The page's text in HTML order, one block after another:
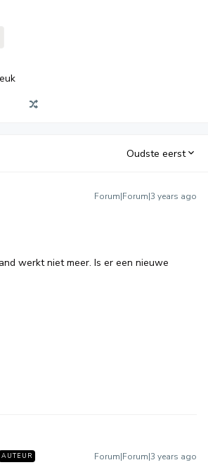
Oudste eerst
Forum|Forum|3 years ago
werkt niet meer. Is er een nieuwe
AUTEUR Forum|Forum|3 years ago